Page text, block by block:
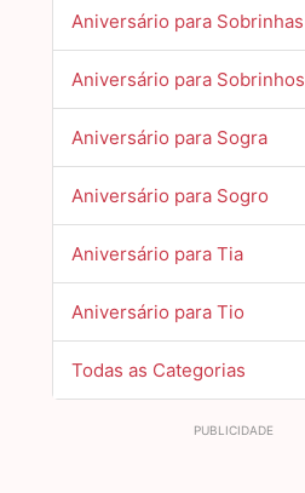
Aniversário para Sobrinhas
Aniversário para Sobrinhos
Aniversário para Sogra
Aniversário para Sogro
Aniversário para Tia
Aniversário para Tio
Todas as Categorias